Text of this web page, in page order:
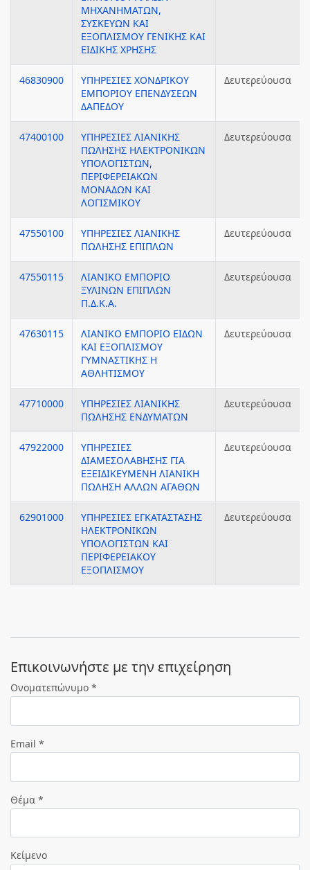
ΜΗΧΑΝΗΜΑΤΩΝ,
ΣΥΣΚΕΥΩΝ ΚΑΙ
ΕΞΟΠΛΙΣΜΟΥ ΓΕΝΙΚΗΣ ΚΑΙ
ΕΙΔΙΚΗΣ ΧΡΗΣΗΣ
46830900
ΥΠΗΡΕΣΙΕΣ ΧΟΝΔΡΙΚΟΥ
ΕΜΠΟΡΙΟΥ ΕΠΕΝΔΥΣΕΩΝ
ΔΑΠΕΔΟΥ
Δευτερεύουσα
47400100
ΥΠΗΡΕΣΙΕΣ ΛΙΑΝΙΚΗΣ
ΠΩΛΗΣΗΣ ΗΛΕΚΤΡΟΝΙΚΩΝ
ΥΠΟΛΟΓΙΣΤΩΝ,
ΠΕΡΙΦΕΡΕΙΑΚΩΝ
ΜΟΝΑΔΩΝ ΚΑΙ
ΛΟΓΙΣΜΙΚΟΥ
Δευτερεύουσα
47550100
ΥΠΗΡΕΣΙΕΣ ΛΙΑΝΙΚΗΣ
ΠΩΛΗΣΗΣ ΕΠΙΠΛΩΝ
Δευτερεύουσα
47550115
ΛΙΑΝΙΚΟ ΕΜΠΟΡΙΟ
ΞΥΛΙΝΩΝ ΕΠΙΠΛΩΝ
Π.Δ.Κ.Α.
Δευτερεύουσα
47630115
ΛΙΑΝΙΚΟ ΕΜΠΟΡΙΟ ΕΙΔΩΝ
ΚΑΙ ΕΞΟΠΛΙΣΜΟΥ
ΓΥΜΝΑΣΤΙΚΗΣ Η
ΑΘΛΗΤΙΣΜΟΥ
Δευτερεύουσα
47710000
ΥΠΗΡΕΣΙΕΣ ΛΙΑΝΙΚΗΣ
ΠΩΛΗΣΗΣ ΕΝΔΥΜΑΤΩΝ
Δευτερεύουσα
47922000
ΥΠΗΡΕΣΙΕΣ
ΔΙΑΜΕΣΟΛΑΒΗΣΗΣ ΓΙΑ
ΕΞΕΙΔΙΚΕΥΜΕΝΗ ΛΙΑΝΙΚΗ
ΠΩΛΗΣΗ ΑΛΛΩΝ ΑΓΑΘΩΝ
Δευτερεύουσα
62901000
ΥΠΗΡΕΣΙΕΣ ΕΓΚΑΤΑΣΤΑΣΗΣ
ΗΛΕΚΤΡΟΝΙΚΩΝ
ΥΠΟΛΟΓΙΣΤΩΝ ΚΑΙ
ΠΕΡΙΦΕΡΕΙΑΚΟΥ
ΕΞΟΠΛΙΣΜΟΥ
Δευτερεύουσα
Eπικοινωνήστε με την επιχείρηση
Ονοματεπώνυμο *
Email *
Θέμα *
Κείμενο